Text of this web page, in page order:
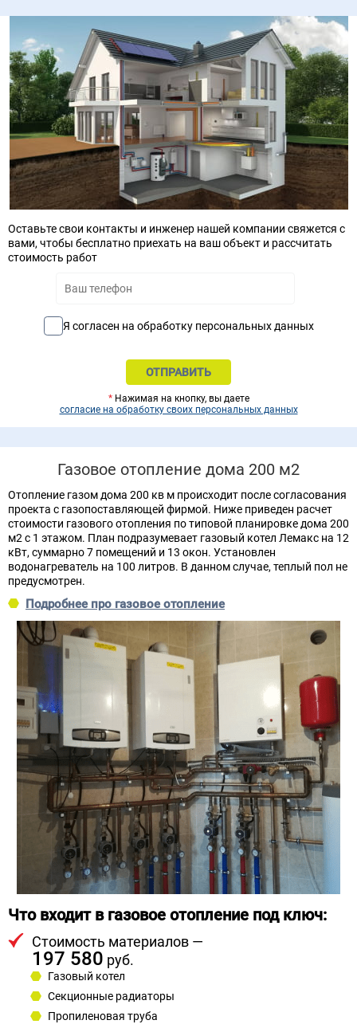
Оставьте свои контакты и инженер нашей компании свяжется с
вами, чтобы бесплатно приехать на ваш объект и рассчитать
стоимость работ
Я согласен на обработку персональных данных
*Нажимая на кнопку, вы даете
согласие на обработку своих персональных данных
Газовое отопление дома 200 м2
Отопление газом дома 200 кв м происходит после согласования
проекта с газопоставляющей фирмой. Ниже приведен расчет
стоимости газового отопления по типовой планировке дома 200
м2 с 1 этажом. План подразумевает газовый котел Лемакс на 12
кВт, суммарно 7 помещений и 13 окон. Установлен
водонагреватель на 100 литров. В данном случае, теплый пол не
предусмотрен.
Подробнее про газовое отопление
Что входит в газовое отопление под ключ:
Стоимость материалов —
197 580 руб.
Газовый котел
Секционные радиаторы
Пропиленовая труба